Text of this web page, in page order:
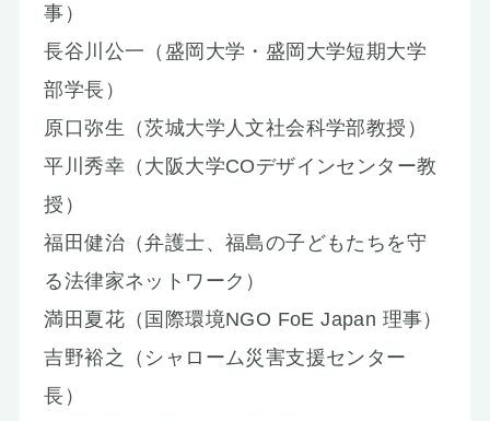
事）
長谷川公一（盛岡大学・盛岡大学短期大学
部学長）
原口弥生（茨城大学人文社会科学部教授）
平川秀幸（大阪大学COデザインセンター教
授）
福田健治（弁護士、福島の子どもたちを守
る法律家ネットワーク）
満田夏花（国際環境NGO FoE Japan 理事）
吉野裕之（シャローム災害支援センター
長）